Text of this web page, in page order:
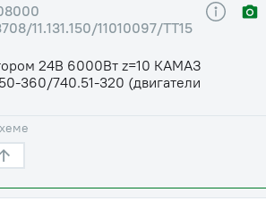
11.131.150/11010097/TT15
24В 6000Вт z=10 КАМАЗ
360/740.51-320 (двигатели